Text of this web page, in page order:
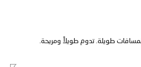
طويلة. تدوم طويلاً ومريحة.